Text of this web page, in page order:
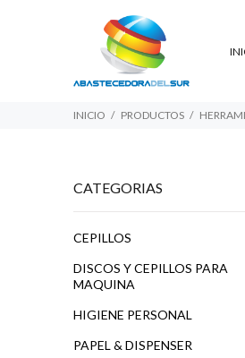
INICIO PRODUCTOS
CATEGORIAS
CEPILLOS
DISCOS Y CEPILLOS PARA
MAQUINA
HIGIENE PERSONAL
PAPEL & DISPENSER